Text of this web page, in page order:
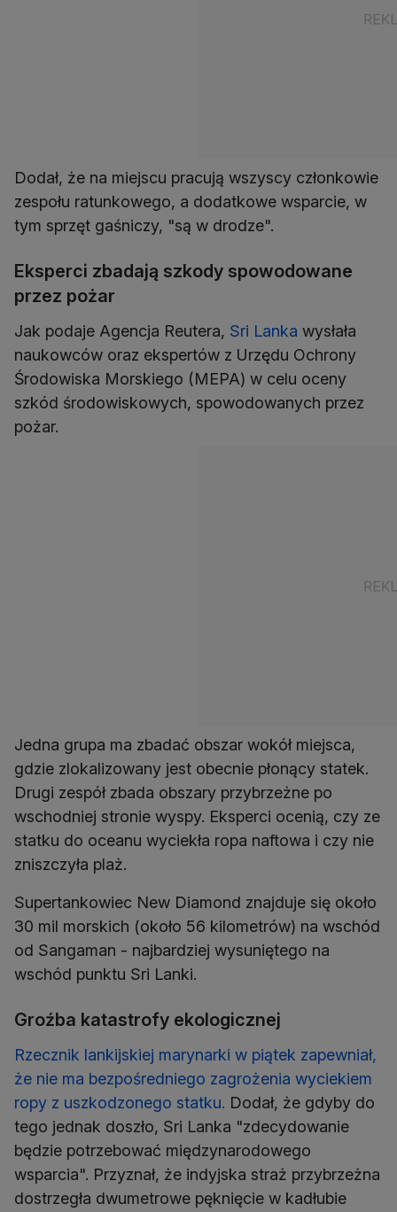
Dodał, że na miejscu pracują wszyscy członkowie
zespołu ratunkowego, a dodatkowe wsparcie, w
Eksperci zbadają szkody spowodowane
przez pożar
Jak podaje Agencja Reutera, Sri Lanka wysłała
naukowców oraz ekspertów z Urzędu Ochrony
Środowiska Morskiego (MEPA) w celu oceny
szkód środowiskowych, spowodowanych przez
Jedna grupa ma zbadać obszar wokół miejsca,
gdzie zlokalizowany jest obecnie płonący statek.
Drugi zespół zbada obszary przybrzeżne po
wschodniej stronie wyspy. Eksperci ocenią, czy ze
statku do oceanu wyciekła ropa naftowa i czy nie
Supertankowiec New Diamond znajduje się około
30 mil morskich (około 56 kilometrów) na wschód
od Sangaman - najbardziej wysuniętego na
Groźba katastrofy ekologicznej
Rzecznik lankijskiej marynarki w piątek zapewniał,
że nie ma bezpośredniego zagrożenia wyciekiem
ropy z uszkodzonego statku. Dodał, że gdyby do
tego jednak doszło, Sri Lanka "zdecydowanie
będzie potrzebować międzynarodowego
wsparcia". Przyznał, że indyjska straż przybrzeżna
dostrzegła dwumetrowe pęknięcie w kadłubie